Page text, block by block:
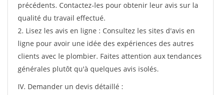
précédents. Contactez-les pour obtenir leur avis sur la
qualité du travail effectué.
2. Lisez les avis en ligne : Consultez les sites d'avis en
ligne pour avoir une idée des expériences des autres
clients avec le plombier. Faites attention aux tendances
générales plutôt qu'à quelques avis isolés.
IV. Demander un devis détaillé :